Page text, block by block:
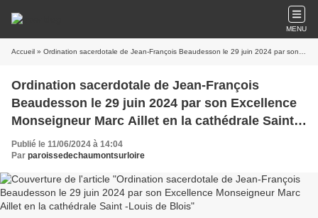
MENU
Accueil » Ordination sacerdotale de Jean-François Beaudesson le 29 juin 2024 par son Excellence Monseigneur Marc Aillet en la cathédrale Saint -Louis de Blois
Ordination sacerdotale de Jean-François
Beaudesson le 29 juin 2024 par son Excellence
Monseigneur Marc Aillet en la cathédrale Saint -
Louis de Blois
Publié le 11/06/2024 à 14:04
Par paroissedechaumontsurloire